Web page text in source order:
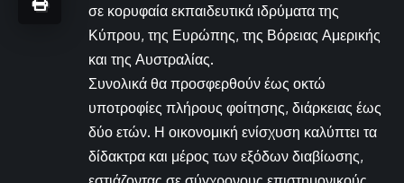
σε κορυφαία εκπαιδευτικά ιδρύματα της
Κύπρου, της Ευρώπης, της Βόρειας Αμερικής
και της Αυστραλίας.
Συνολικά θα προσφερθούν έως οκτώ
υποτροφίες πλήρους φοίτησης, διάρκειας έως
δύο ετών. Η οικονομική ενίσχυση καλύπτει τα
δίδακτρα και μέρος των εξόδων διαβίωσης,